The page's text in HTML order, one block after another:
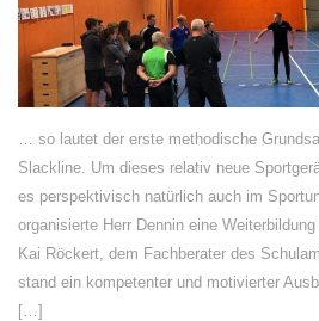
… so lautet der erste methodische
Slackline. Um dieses relativ neue
es perspektivisch natürlich auch im
organisierte Herr Dennin eine
Kai Röckert, dem Fachberater des
stand ein kompetenter und motivierter
[…]